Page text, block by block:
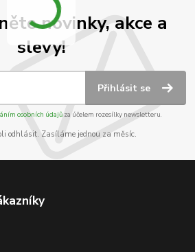
novinky, akce a
slevy!
Přihlásit se
osobních údajůza účelem rozesílky newsletteru.
odhlásit. Zasíláme jednou za měsíc.